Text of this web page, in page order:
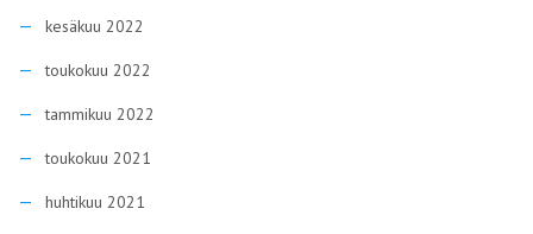
kesäkuu 2022
toukokuu 2022
tammikuu 2022
toukokuu 2021
huhtikuu 2021